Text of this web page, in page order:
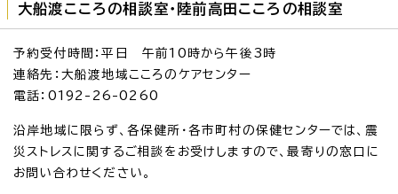
大船渡こころの相談室・陸前高田こころの相談室
予約受付時間：平日 午前10時から午後3時
連絡先：大船渡地域こころのケアセンター
電話：0192-26-0260
沿岸地域に限らず、各保健所・各市町村の保健センターでは、震
災ストレスに関するご相談をお受けしますので、最寄りの窓口に
お問い合わせください。